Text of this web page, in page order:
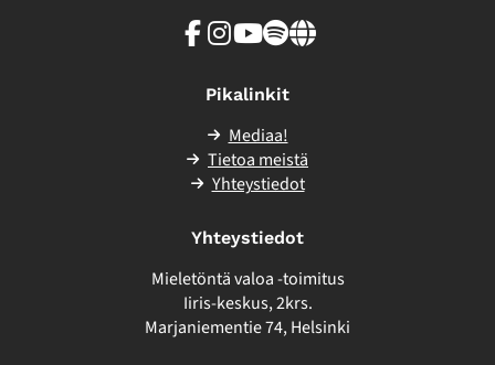
Facebook
Instagram
Youtube
SpotifyLinkki
Pikalinkit
Mediaa!
Tietoa meistä
Yhteystiedot
Yhteystiedot
Mieletöntä valoa -toimitus
Iiris-keskus, 2krs.
Marjaniementie 74, Helsinki